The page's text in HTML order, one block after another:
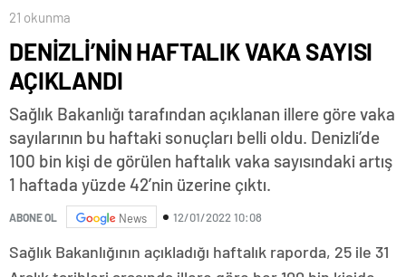
21 okunma
DENİZLİ’NİN HAFTALIK VAKA SAYISI
AÇIKLANDI
Sağlık Bakanlığı tarafından açıklanan illere göre vaka
sayılarının bu haftaki sonuçları belli oldu. Denizli’de
100 bin kişi de görülen haftalık vaka sayısındaki artış
1 haftada yüzde 42’nin üzerine çıktı.
ABONE OL News 12/01/2022 10:08
Sağlık Bakanlığının açıkladığı haftalık raporda, 25 ile 31